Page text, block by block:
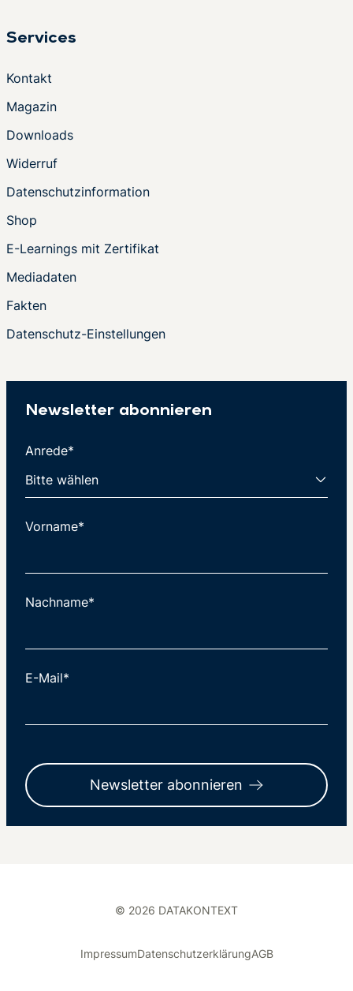
Services
Kontakt
Magazin
Downloads
Widerruf
Datenschutzinformation
Shop
E-Learnings mit Zertifikat
Mediadaten
Fakten
Datenschutz-Einstellungen
Newsletter abonnieren
Anrede*
Vorname*
Nachname*
E-Mail*
Newsletter abonnieren
© 2026 DATAKONTEXT
ImpressumDatenschutzerklärungAGB